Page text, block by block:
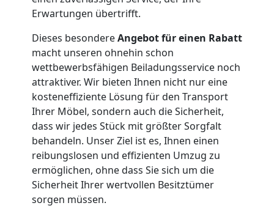
Erwartungen übertrifft.
Dieses besondereAngebot für einen Rabatt
macht unseren ohnehin schon
wettbewerbsfähigen Beiladungsservice noch
attraktiver. Wir bieten Ihnen nicht nur eine
kosteneffiziente Lösung für den Transport
Ihrer Möbel, sondern auch die Sicherheit,
dass wir jedes Stück mit größter Sorgfalt
behandeln. Unser Ziel ist es, Ihnen einen
reibungslosen und effizienten Umzug zu
ermöglichen, ohne dass Sie sich um die
Sicherheit Ihrer wertvollen Besitztümer
sorgen müssen.
Umzug
Wolfsberg
Qualitäts-
Umzüge
Wolfsberg
Vereinsumzug